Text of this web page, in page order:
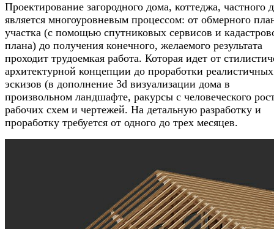
Проектирование загородного дома, коттеджа, частного
является многоуровневым процессом: от обмерного
участка (с помощью спутниковых сервисов и
плана) до получения конечного, желаемого результата
проходит трудоемкая работа. Которая идет от
архитектурной концепции до проработки
эскизов (в дополнение 3d визуализации дома в
произвольном ландшафте, ракурсы с человеческого
рабочих схем и чертежей. На детальную разработку и
проработку требуется от одного до трех месяцев.